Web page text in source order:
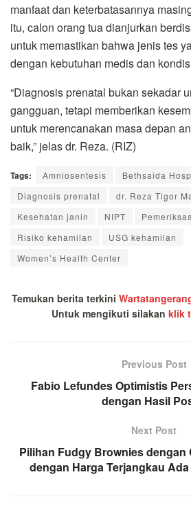
manfaat dan keterbatasannya
itu, calon orang tua dianjurkan
untuk memastikan bahwa jenis tes
dengan kebutuhan medis dan
“Diagnosis prenatal bukan sekadar
gangguan, tetapi memberikan
untuk merencanakan masa depan
baik,” jelas dr. Reza. (RIZ)
Tags: Amniosentesis
Bethsaida
Diagnosis prenatal
dr. Reza Tigor
Kesehatan janin
NIPT
Risiko kehamilan
USG kehamilan
Women’s Health Center
Temukan berita terkini
Untuk mengikuti silakan klik
Previous Post
Fabio Lefundes Optimistis
dengan Hasil
Next Post
Pilihan Fudgy Brownies dengan
dengan Harga Terjangkau